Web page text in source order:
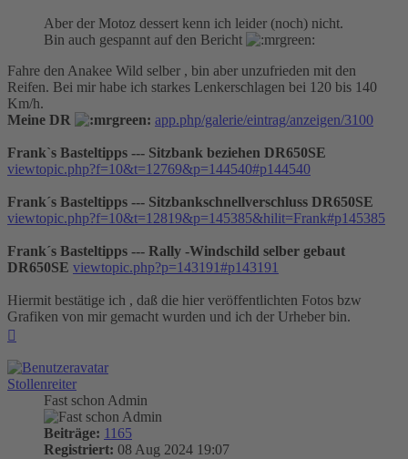
Aber der Motoz dessert kenn ich leider (noch) nicht.
Bin auch gespannt auf den Bericht
Fahre den Anakee Wild selber , bin aber unzufrieden mit den
Reifen. Bei mir habe ich starkes Lenkerschlagen bei 120 bis 140
Km/h.
Meine DR
app.php/galerie/eintrag/anzeigen/3100
Frank`s Basteltipps --- Sitzbank beziehen DR650SE
viewtopic.php?f=10&t=12769&p=144540#p144540
Frank´s Basteltipps --- Sitzbankschnellverschluss DR650SE
viewtopic.php?f=10&t=12819&p=145385&hilit=Frank#p145385
Frank´s Basteltipps --- Rally -Windschild selber gebaut
DR650SE viewtopic.php?p=143191#p143191
Hiermit bestätige ich , daß die hier veröffentlichten Fotos bzw
Grafiken von mir gemacht wurden und ich der Urheber bin.
Stollenreiter
Fast schon Admin
Beiträge: 1165
Registriert: 08 Aug 2024 19:07